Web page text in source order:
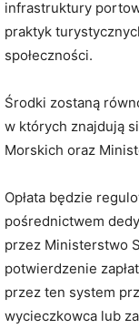
infrastruktury
praktyk
społeczności.
Środki zostaną
w których znajdują
Morskich oraz
Opłata będzie
pośrednictwem
przez Ministerstwo
potwierdzenie
przez ten system
wycieczkowca lub